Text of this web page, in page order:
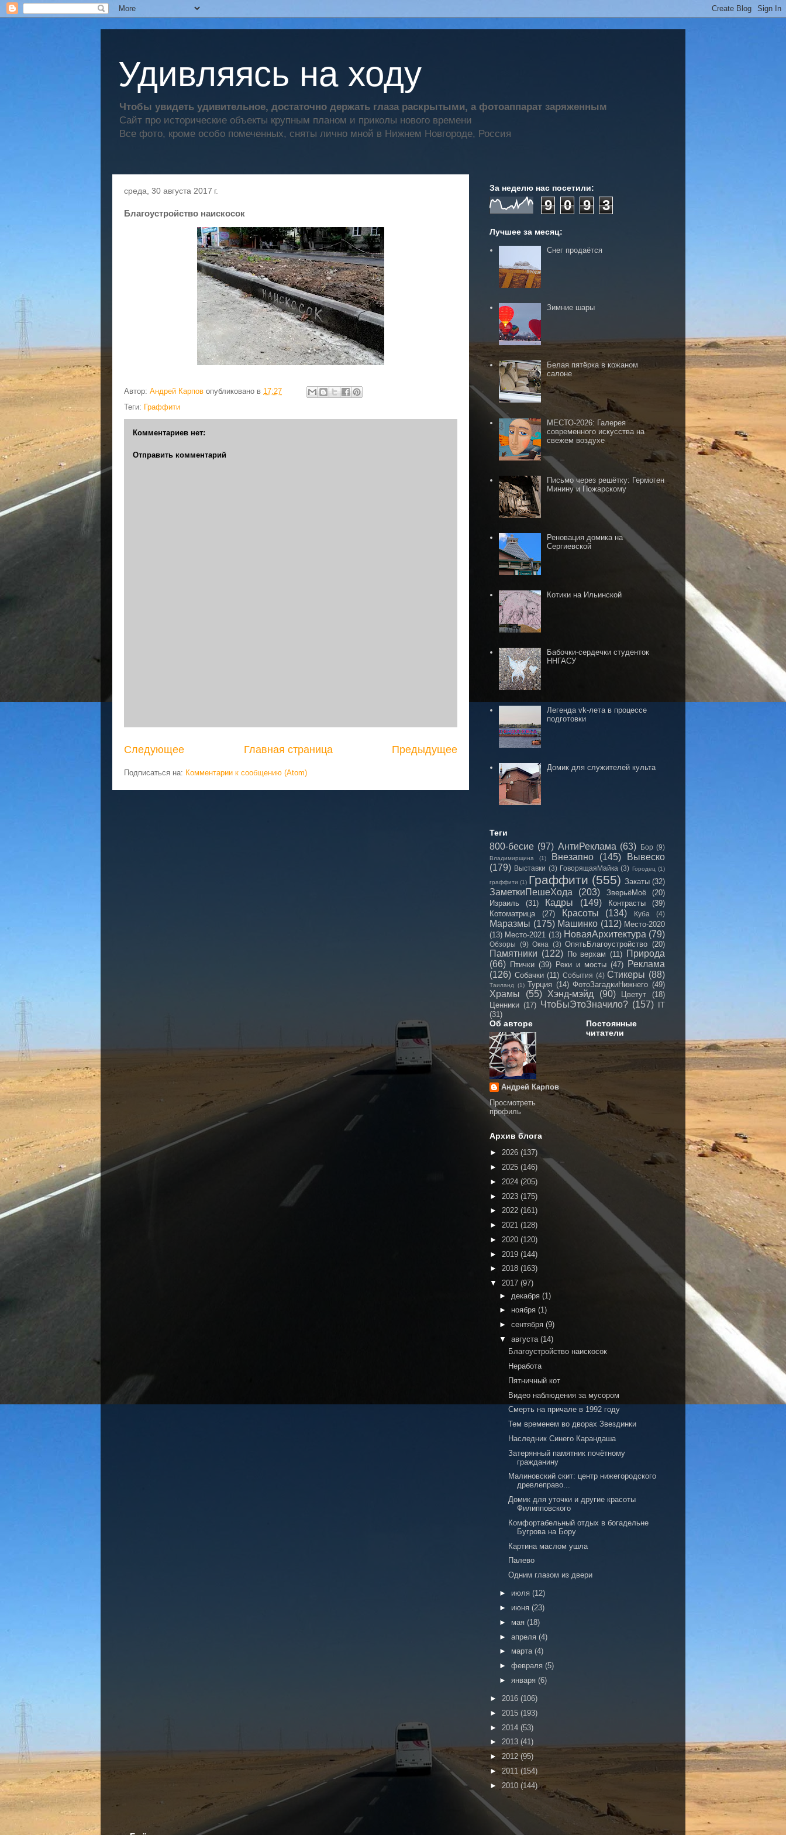
Удивляясь на ходу
Чтобы увидеть удивительное, достаточно держать глаза раскрытыми, а фотоаппарат заряженным
Сайт про исторические объекты крупным планом и приколы нового времени
Все фото, кроме особо помеченных, сняты лично мной в Нижнем Новгороде, Россия
среда, 30 августа 2017 г.
Благоустройство наискосок
Автор: Андрей Карпов опубликовано в 17:27
Теги: Граффити
Комментариев нет:
Отправить комментарий
Следующее Предыдущее
Главная страница
Подписаться на: Комментарии к сообщению (Atom)
За неделю нас посетили:
9 0 9 3
Лучшее за месяц:
Снег продаётся
Зимние шары
Белая пятёрка в кожаном
салоне
МЕСТО-2026: Галерея
современного искусства на
свежем воздухе
Письмо через решётку: Гермоген
Минину и Пожарскому
Реновация домика на
Сергиевской
Котики на Ильинской
Бабочки-сердечки студенток
ННГАСУ
Легенда vk-лета в процессе
подготовки
Домик для служителей культа
Теги
800-бесие (97) АнтиРеклама (63) Бор (9)
Владимирщина (1) Внезапно (145)
Вывеско
(179) Выставки (3) ГоворящаяМайка (3) Городец (1)
граффити (1) Граффити (555) Закаты (32)
ЗаметкиПешеХода (203) ЗверьёМоё
(20)
Израиль
(31) Кадры (149) Контрасты
(39)
Котоматрица
(27) Красоты (134) Куба (4)
Маразмы (175) Машинко (112) Место-2020
(13) Место-2021 (13) НоваяАрхитектура (79)
Обзоры (9) Окна (3) ОпятьБлагоустройство (20)
Памятники (122) По верхам (11) Природа
(66) Птички (39) Реки и мосты (47) Реклама
(126) Собачки (11) События (4) Стикеры (88)
Таиланд (1) Турция (14) ФотоЗагадкиНижнего (49)
Храмы (55) Хэнд-мэйд (90) Цветут
(18)
Ценники (17) ЧтоБыЭтоЗначило? (157)
IT
(31)
Об авторе
Андрей Карпов
Просмотреть
профиль
Постоянные
читатели
Архив блога
► 2026 (137)
► 2025 (146)
► 2024 (205)
► 2023 (175)
► 2022 (161)
► 2021 (128)
► 2020 (120)
► 2019 (144)
► 2018 (163)
▼ 2017 (97)
► декабря (1)
► ноября (1)
► сентября (9)
▼ августа (14)
Благоустройство наискосок
Неработа
Пятничный кот
Видео наблюдения за мусором
Смерть на причале в 1992 году
Тем временем во дворах Звездинки
Наследник Синего Карандаша
Затерянный памятник почётному
гражданину
Малиновский скит: центр нижегородского
древлеправо...
Домик для уточки и другие красоты
Филипповского
Комфортабельный отдых в богадельне
Бугрова на Бору
Картина маслом ушла
Палево
Одним глазом из двери
► июля (12)
► июня (23)
► мая (18)
► апреля (4)
► марта (4)
► февраля (5)
► января (6)
► 2016 (106)
► 2015 (193)
► 2014 (53)
► 2013 (41)
► 2012 (95)
► 2011 (154)
► 2010 (144)